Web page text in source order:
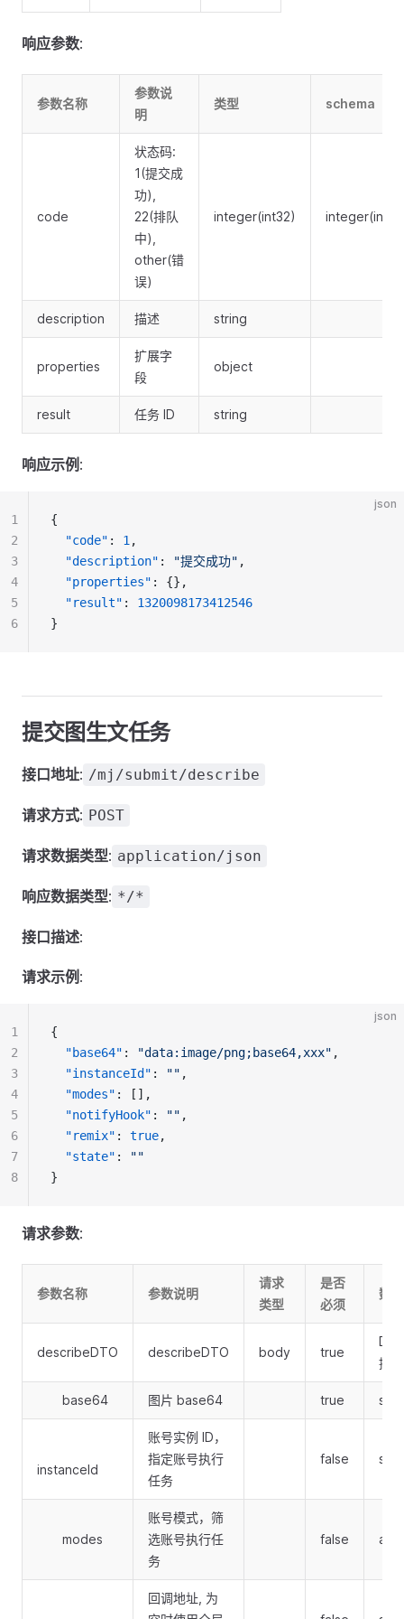
响应参数:
参数名称
参数说
明
类型 schema
code
状态码:
1(提交成
功),
22(排队
中),
other(错
误)
integer(int32)
description 描述 string
properties
扩展字
段
object
result 任务 ID string
响应示例 :
json
{
"code" : 1 ,
"description" : "提交成功" ,
"properties" : {},
"result" : 1320098173412546
}
1
2
3
4
5
6
提交图生文任务
接口地址: /mj/submit/describe
请求方式: POST
请求数据类型: application/json
响应数据类型: */*
接口描述:
请求示例 :
json
{
"base64" : "data:image/png;base64,xxx" ,
"instanceId" : "" ,
"modes" : [],
"notifyHook" : "" ,
"remix" : true,
"state" :
""
}
1
2
3
4
5
6
7
8
请求参数:
参数名称 参数说明
请求
类型
是否
必须
数
describeDTO describeDTO body true
提
base64 图片 base64 true
instanceId
账号实例 ID，
指定账号执行
任务
false
modes
账号模式，筛
选账号执行任
务
false
回调地址, 为